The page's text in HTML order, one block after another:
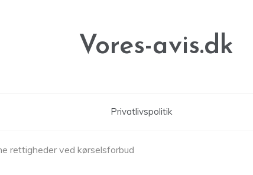
Vores-avis.dk
Privatlivspolitik
rettigheder ved kørselsforbud